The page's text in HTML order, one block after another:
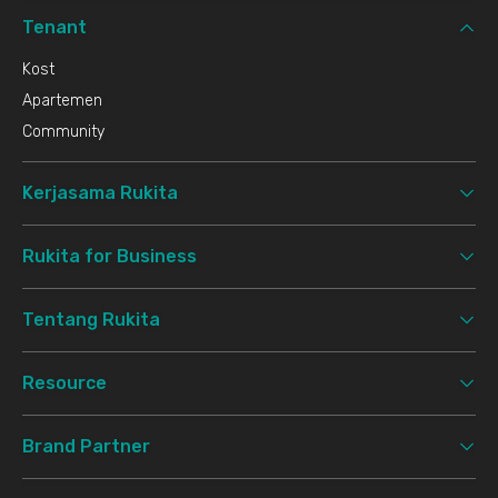
Tenant
Kost
Apartemen
Community
Kerjasama Rukita
Rukita for Business
Tentang Rukita
Resource
Brand Partner